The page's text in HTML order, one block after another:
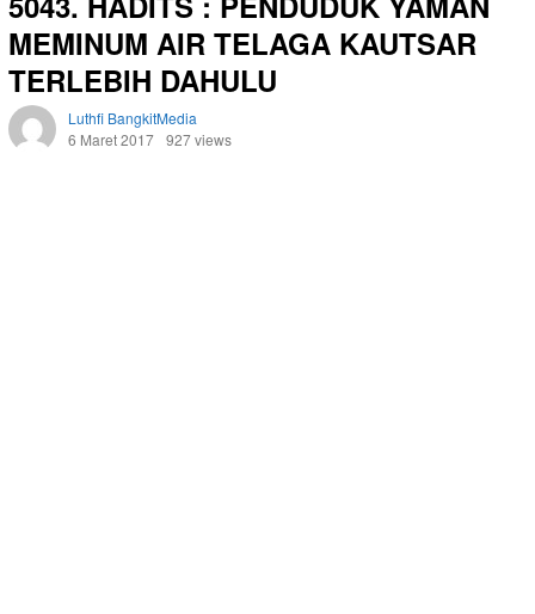
MEMINUM AIR TELAGA KAUTSAR
TERLEBIH DAHULU
Luthfi BangkitMedia
6 Maret 2017 927 views